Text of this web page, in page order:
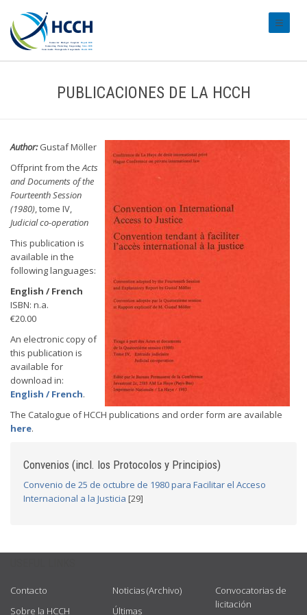
PUBLICACIONES DE LA HCCH
Author:Gustaf Möller
Offprint from theActs
and Documents of the
Fourteenth Session
(1980), tome IV,
Judicial co-operation
This publication is
available in the
following languages:
English / French
ISBN: n.a.
€20.00
An electronic copy of
this publication is
available for
download in:
English / French.
The Catalogue of HCCH publications and order form are available
here.
Convenios (incl. los Protocolos y Principios)
Convenio de 25 de octubre de 1980 para Facilitar el Acceso
Internacional a la Justicia [29]
Contacto
Sobre la HCCH
Noticias (Archivo)
Últimas
Convocatorias de
licitación